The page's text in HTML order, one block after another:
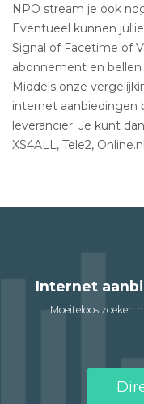
NPO stream je ook
Eventueel kunnen
Signal of Facetime of
abonnement en bellen
Middels onze
internet aanbiedingen
leverancier. Je kunt
XS4ALL, Tele2,
Internet
Moeiteloos zoeken